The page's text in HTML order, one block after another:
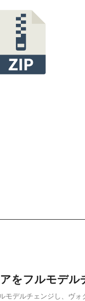
をフルモデル
モデルチェンジし、ヴ